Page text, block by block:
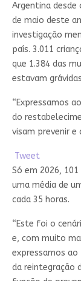
Argentina
de maio deste
investigação
país. 3.011
que 1.384 das
estavam
“Expressamos
do
visam prevenir
Tweet
Só em 2026,
uma média de
cada 35 horas.
“Este foi o
e, com muito
expressamos ao
da reintegração